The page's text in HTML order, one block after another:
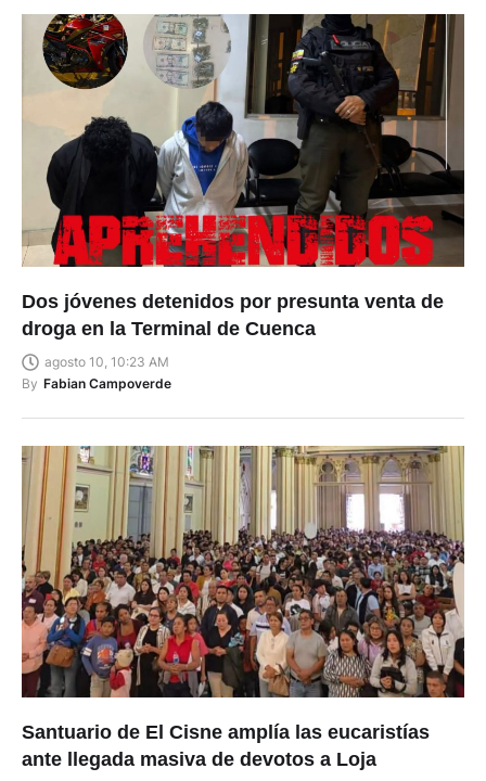
Dos jóvenes detenidos por presunta venta de
droga en la Terminal de Cuenca
agosto 10, 10:23 AM
By Fabian Campoverde
Santuario de El Cisne amplía las eucaristías
ante llegada masiva de devotos a Loja